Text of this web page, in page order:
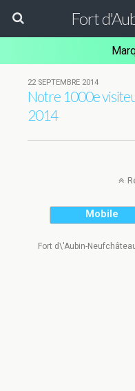
Fort
22 SEPTEMBRE 2014
Notre 1000e
2014
Mobile
Fort d\'Aubin-